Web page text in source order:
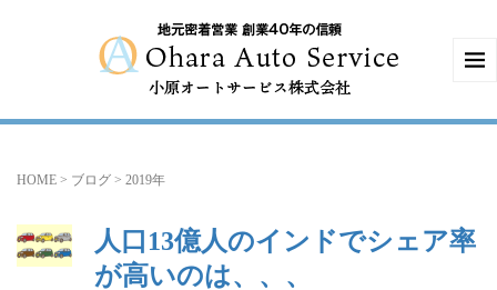
HOME > ブログ > 2019年
人口13億人のインドでシェア率
が高いのは、、、